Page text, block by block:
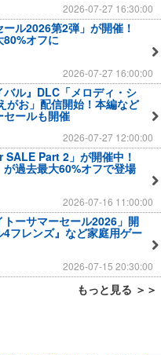
2026-07-27 16:30:00
ル2026第2弾」が開催！
80%オフに
2026-07-27 16:00:00
バル』DLC「メロディ・シ
がお」配信開始！本編など
ールも開催
2026-07-27 12:00:00
Part 2」が開催中！
が過去最大60%オフで登場
2026-07-16 11:00:00
トーサマーセール2026」開
フレンズ』など家庭用ゲー
2026-07-15 20:30:00
もっと見る ＞＞